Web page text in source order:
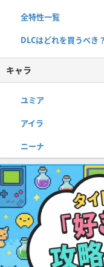
全特性一覧
DLCはどれを買うべき？
キャラ
ユミア
アイラ
ニーナ